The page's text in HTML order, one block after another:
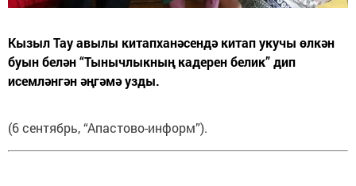
Кызыл Тау авылы китапханәсендә китап укучы өлкән
буын белән “Тынычлыкның кадерен белик” дип
исемләнгән әңгәмә узды.
(6 сентябрь, “Апастово-информ”).